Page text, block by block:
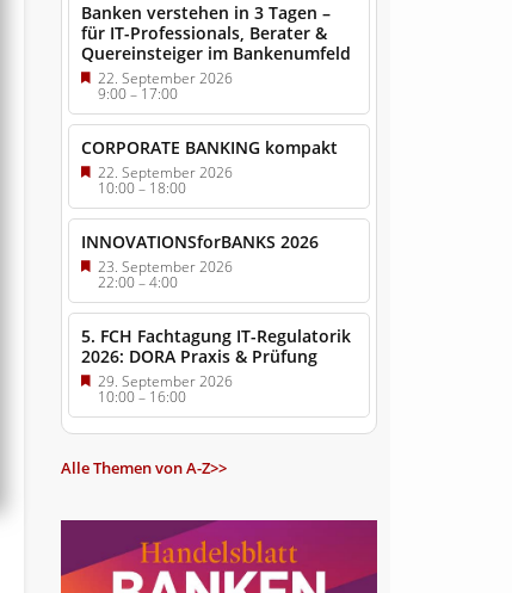
Banken verstehen in 3 Tagen –
für IT-Professionals, Berater &
Quereinsteiger im Bankenumfeld
22. September 2026
9:00–17:00
CORPORATE BANKING kompakt
22. September 2026
10:00– 18:00
INNOVATIONSforBANKS 2026
23. September 2026
22:00–4:00
5. FCH Fachtagung IT-Regulatorik
2026: DORA Praxis & Prüfung
29. September 2026
10:00– 16:00
Alle Themen von A-Z>>